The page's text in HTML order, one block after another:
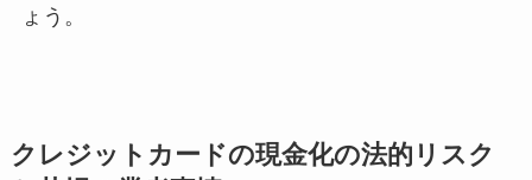
ょう。
クレジットカードの現金化の法的リスク